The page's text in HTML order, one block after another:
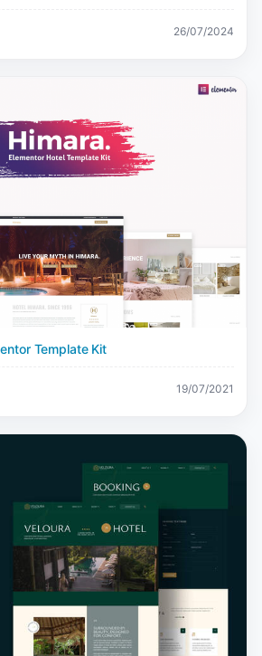
26/07/2024
Template Kit
19/07/2021